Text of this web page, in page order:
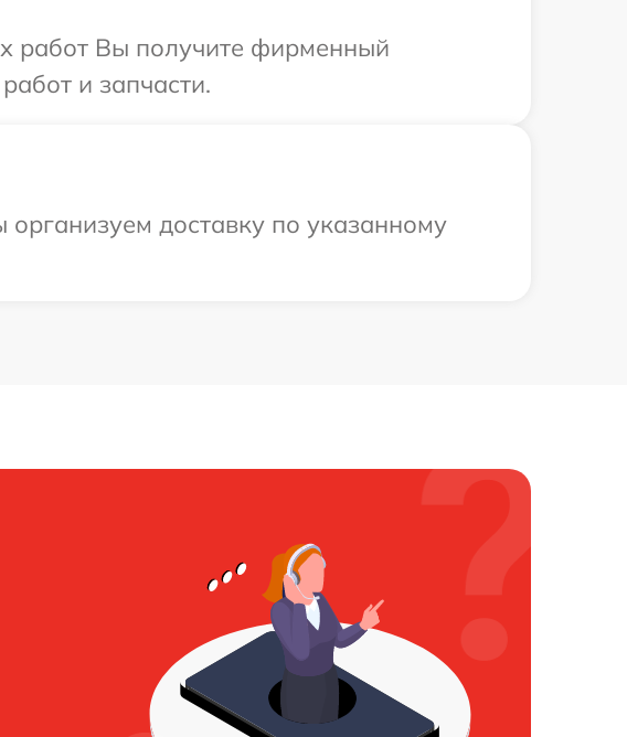
работ Вы получите фирменный
и запчасти.
доставку по указанному